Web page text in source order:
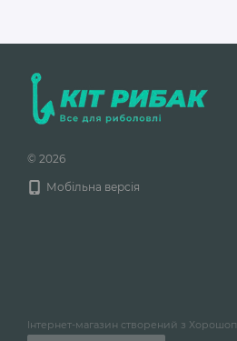
© 2026
Мобільна версія
Інтернет-магазин створений з Хорошоп